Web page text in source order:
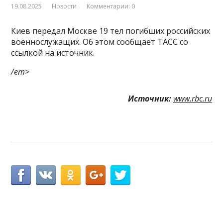
19.08.2025 Новости Комментарии: 0
Киев передал Москве 19 тел погибших российских
военнослужащих. Об этом сообщает ТАСС со
ссылкой на источник.
/em>
Источник: www.rbc.ru